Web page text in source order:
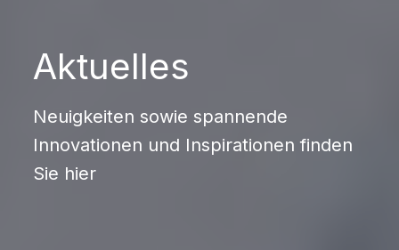
Aktuelles
Neuigkeiten sowie spannende
Innovationen und Inspirationen finden
Sie hier